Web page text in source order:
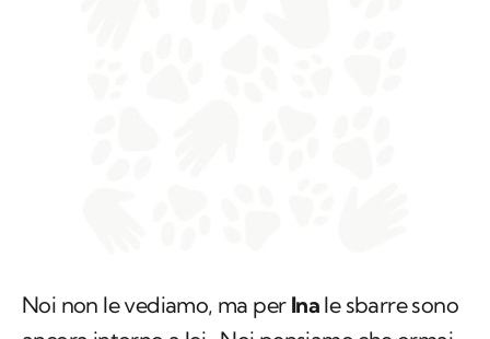
Noi non le vediamo, ma per Ina le sbarre sono